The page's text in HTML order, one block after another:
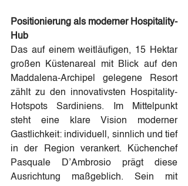
Positionierung als moderner Hospitality-
Hub
Das auf einem weitläufigen, 15 Hektar
großen Küstenareal mit Blick auf den
Maddalena-Archipel gelegene Resort
zählt zu den innovativsten Hospitality-
Hotspots Sardiniens. Im Mittelpunkt
steht eine klare Vision moderner
Gastlichkeit: individuell, sinnlich und tief
in der Region verankert. Küchenchef
Pasquale D’Ambrosio prägt diese
Ausrichtung maßgeblich. Sein mit